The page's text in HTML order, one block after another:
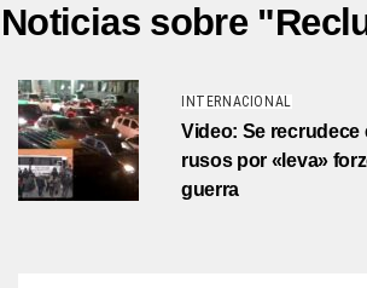
Noticias sobre
INTERNACIONAL
Video: Se recrudece
rusos por «leva»
guerra